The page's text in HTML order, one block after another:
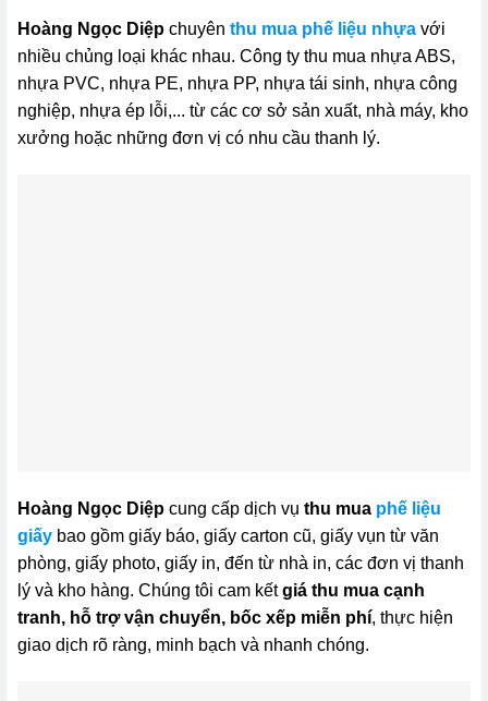
Hoàng Ngọc Diệpchuyên thu mua phế liệu nhựavới
nhiều chủng loại khác nhau. Công ty thu mua nhựa ABS,
nhựa PVC, nhựa PE, nhựa PP, nhựa tái sinh, nhựa công
nghiệp, nhựa ép lỗi,... từ các cơ sở sản xuất, nhà máy, kho
xưởng hoặc những đơn vị có nhu cầu thanh lý.
Hoàng Ngọc Diệpcung cấp dịch vụ thu mua phế liệu
giấybao gồm giấy báo, giấy carton cũ, giấy vụn từ văn
phòng, giấy photo, giấy in, đến từ nhà in, các đơn vị thanh
lý và kho hàng. Chúng tôi cam kếtgiá thu mua cạnh
tranh, hỗ trợ vận chuyển, bốc xếp miễn phí, thực hiện
giao dịch rõ ràng, minh bạch và nhanh chóng.